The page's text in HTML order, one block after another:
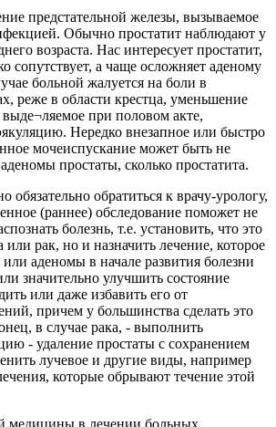
предстательной железы, вызываемое
Обычно простатит наблюдают у
возраста. Нас интересует простатит,
сопутствует, а чаще осложняет аденому
больной жалуется на боли в
реже в области крестца, уменьшение
при половом акте,
Нередко внезапное или быстро
мочеиспускание может быть не
простаты, сколько простатита.
обязательно обратиться к врачу-урологу,
(раннее) обследование поможет не
болезнь, т.е. установить, что это
или рак, но и назначить лечение, которое
или аденомы в начале развития болезни
значительно улучшить состояние
или даже избавить его от
причем у большинства сделать это
в случае рака, - выполнить
- удаление простаты с сохранением
лучевое и другие виды, например
которые обрывают течение этой